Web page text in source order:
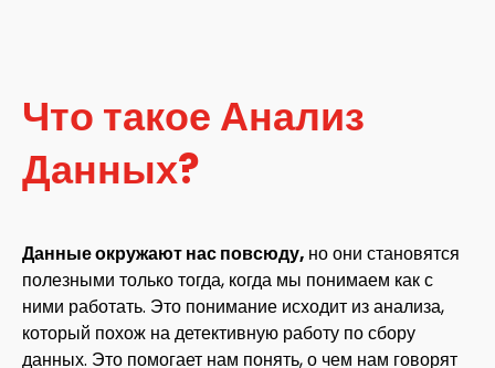
Что такое Анализ
Данных?
Данные окружают нас повсюду, но они становятся
полезными только тогда, когда мы понимаем как с
ними работать. Это понимание исходит из анализа,
который похож на детективную работу по сбору
данных. Это помогает нам понять, о чем нам говорят